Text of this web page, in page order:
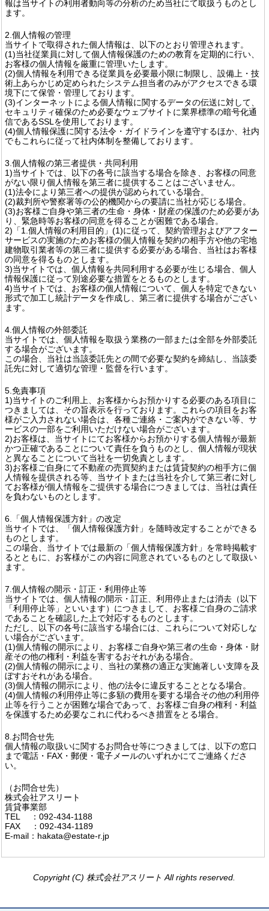
報は当サイトの利用者動向等の分析のため当社にて取扱うものとし
ます。
2.個人情報の管理
当サイトで取得された個人情報は、以下のとおり管理されます。
(1)当社従業員に対して個人情報保護のための教育を定期的に行い、
お客様の個人情報を厳重に管理いたします。
(2)個人情報を利用できる従業員を必要最小限に制限し、設備上・技
術上あらかじめ定められたシステム担当者のみがアクセスできる環
境下にて保管・管理しております。
(3)インターネットによる個人情報に関するデータの伝送に対して、
セキュリティ確保のため必要なウェブサイトに業界標準の暗号化通
信であるSSLを使用しております。
(4)個人情報保護に関する法令・ガイドラインを遵守するほか、社内
でもこれらに従って社内体制を整備しております。
3.個人情報の第三者提供・共同利用
1)当サイトでは、以下の各号に該当する場合を除き、お客様の同意
がない限り個人情報を第三者に提供することはございません。
(1)法令により第三者への提供が認められている場合。
(2)裁判所や警察署等の公的機関からの要請に当社が応じる場合。
(3)お客様ご自身や第三者の生命・身体・財産の保護のため必要があ
り、緊急時等お客様の同意を得ることが困難である場合。
2)「1.個人情報の利用目的」(1)に従って、契約管理およびアフター
サービスの実施のためお客様の個人情報を契約の相手方や他の宅地
建物取引業者等の第三者に提供する必要がある場合、当社はお客様
の同意を得るものとします。
3)当サイトでは、個人情報を共同利用する必要が生じる場合、個人
情報保護に従って別途必要な措置をとるものとします。
4)当サイトでは、お客様の個人情報について、個人を特定できない
形式で加工し統計データを作成し、第三者に提供する場合がござい
ます。
4.個人情報の外部委託
当サイトでは、個人情報を取扱う業務の一部または全部を外部委託
する場合がございます。
この場合、当社は当該委託先との間で必要な契約を締結し、当該委
託先に対して適切な管理・監督を行います。
5.免責事項
1)当サイトのご利用上、お客様からお預かりする必要のある項目に
つきましては、その旨表示を行っております。これらの項目をお客
様がご入力されない場合は、各種ご連絡・ご案内ができない等、サ
ービスの一部をご利用いただけない場合がございます。
2)お客様は、当サイトにてお客様からお預かりする個人情報が最新
かつ正確であることについて責任を負うものとし、個人情報が現状
と異なることについて当社を一切免責とします。
3)お客様ご自身にて不動産の売買契約または賃貸契約の相手方に個
人情報を提供される等、当サイトまたは当社を介して第三者に対し
てお客様が個人情報をご提供する場合につきましては、当社は責任
を負わないものとします。
6.「個人情報保護方針」の改定
当サイトでは、「個人情報保護方針」を随時改定することができる
ものとします。
この場合、当サイトでは最新の「個人情報保護方針」を常時掲載す
るとともに、お客様がこの内容に同意されているものとして取扱い
ます。
7.個人情報の開示・訂正・利用停止等
当サイトでは、個人情報の開示・訂正、利用停止または消去（以下
「利用停止等」といいます）につきまして、お客様ご自身のご請求
であることを確認した上で対応するものとします。
ただし、以下の各号に該当する場合には、これらについて対応しな
い場合がございます。
(1)個人情報の開示により、お客様ご自身や第三者の生命・身体・財
産その他の権利・利益を害するおそれがある場合。
(2)個人情報の開示により、当社の業務の適正な実施著しい支障を及
ぼすおそれがある場合。
(3)個人情報の開示により、他の法令に違反することとなる場合。
(4)個人情報の利用停止等に多額の費用を要する場合その他の利用停
止等を行うことが困難な場合であって、お客様ご自身の権利・利益
を保護するため必要なこれに代わるべき措置をとる場合。
8.お問合せ先
個人情報の取扱いに関するお問合せ等につきましては、以下の窓口
まで電話・FAX・郵便・電子メールのいずれかにてご連絡くださ
い。
（お問合せ先）
株式会社アスリート
賃貸事業部
TEL ：092-434-1188
FAX ：092-434-1189
E-mail：hakata@estate-r.jp
Copyright (C) 株式会社アスリート All rights reserved.